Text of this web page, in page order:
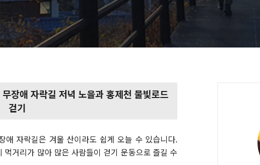
장애 자락길 저녁 노을과 홍제천 물빛로드
걷기
애 자락길은 겨울 산이라도 쉽게 오늘 수 있습니다.
거리가 많아 많은 사람들이 걷기 운동으로 즐길 수